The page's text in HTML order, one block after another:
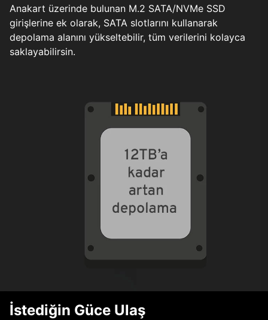
Anakart üzerinde bulunan M.2 SATA/NVMe SSD
girişlerine ek olarak, SATA slotlarını kullanarak
depolama alanını yükseltebilir, tüm verilerini kolayca
saklayabilirsin.
İstediğin Güce Ulaş